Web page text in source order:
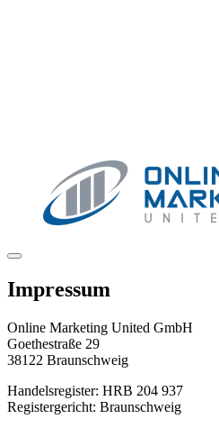
Impressum
Online Marketing United GmbH
Goethestraße 29
38122 Braunschweig
Handelsregister: HRB 204 937
Registergericht: Braunschweig